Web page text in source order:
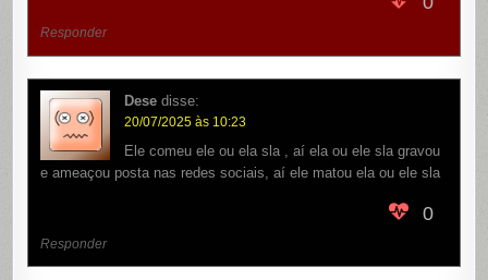
Responder
Dese disse:
20/07/2025 às 10:23
Ele comeu ele ou ela sla , aí ela ou ele sla gravou
e ameaçou posta nas redes sociais, aí ele matou ela ou ele sla
0
Responder